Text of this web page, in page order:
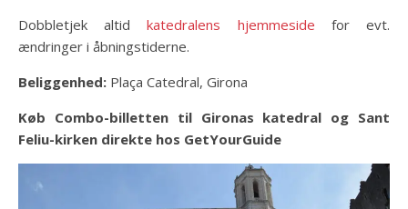
Dobbletjek altidkatedralens hjemmeside for evt.
ændringer i åbningstiderne.
Beliggenhed: Plaça Catedral, Girona
Køb Combo-billetten til Gironas katedral og Sant
Feliu-kirken direkte hos GetYourGuide